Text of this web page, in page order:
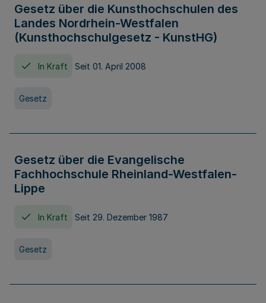
Gesetz über die Kunsthochschulen des
Landes Nordrhein-Westfalen
(Kunsthochschulgesetz - KunstHG)
In Kraft Seit 01. April 2008
Gesetz
Gesetz über die Evangelische
Fachhochschule Rheinland-Westfalen-
Lippe
In Kraft Seit 29. Dezember 1987
Gesetz